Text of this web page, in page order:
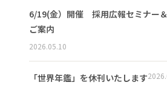
6/19(金）開催 採用広報セミナー
ご案内
2026.05.10
「世界年鑑」を休刊いたします